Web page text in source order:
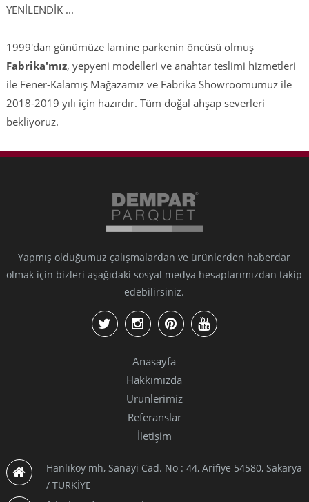
YENİLENDİK ...
1999'dan günümüze lamine parkenin öncüsü olmuş
Fabrika'mız, yepyeni modelleri ve anahtar teslimi hizmetleri
ile Fener-Kalamış Mağazamız ve Fabrika Showroomumuz ile
2018-2019 yılı için hazırdır. Tüm doğal ahşap severleri
bekliyoruz.
Yapmış olduğumuz çalışmalardan ve ürünlerden haberdar
olmak için bizleri aşağıdaki sosyal medya hesaplarımızdan takip
edebilirsiniz.
Anasayfa
Hakkımızda
Ürünlerimiz
Referanslar
İletişim
Hanlıköy mh, Sanayi Cad. No : 44, Arifiye 54580, Sakarya
/ TÜRKİYE